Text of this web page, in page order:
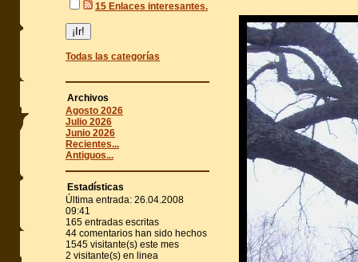
15 Enlaces interesantes.
Todas las categorías
Archivos
Agosto 2026
Julio 2026
Junio 2026
Recientes...
Antiguos...
Estadísticas
Última entrada: 26.04.2008
09:41
165 entradas escritas
44 comentarios han sido hechos
1545 visitante(s) este mes
2 visitante(s) en linea